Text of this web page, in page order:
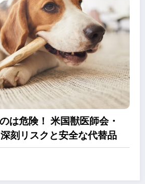
は危険！ 米国獣医師会・
刻リスクと安全な代替品